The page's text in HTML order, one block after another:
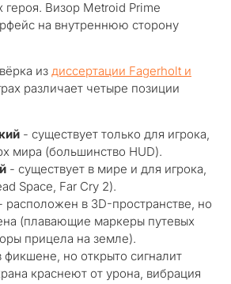
героя. Визор Metroid Prime
на внутреннюю сторону
из диссертации Fagerholt и
различает четыре позиции
- существует только для игрока,
мира (большинство HUD).
- существует в мире и для игрока,
Space, Far Cry 2).
расположен в 3D-пространстве, но
(плавающие маркеры путевых
прицела на земле).
фикшене, но открыто сигналит
краснеют от урона, вибрация